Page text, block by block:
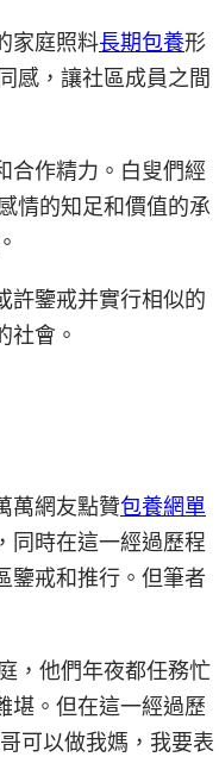
家庭照料長期包養形
感，讓社區成員之間
合作精力。白叟們經
情的知足和價值的承
許鑒戒并實行相似的
社會。
萬網友點贊包養網單
同時在這一經過歷程
鑒戒和推行。但筆者
，他們年夜都任務忙
堪。但在這一經過歷
可以做我媽，我要表